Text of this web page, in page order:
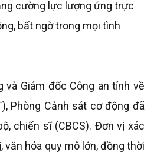
cường lực lượng ứng trực
bất ngờ trong mọi tình
Giám đốc Công an tỉnh về
Phòng Cảnh sát cơ động đã
chiến sĩ (CBCS). Đơn vị xác
hóa quy mô lớn, đồng thời